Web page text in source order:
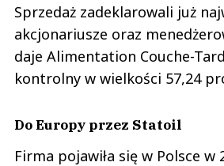
Sprzedaż zadeklarowali już
akcjonariusze oraz
daje Alimentation Couche-
kontrolny w wielkości 57,24
Do Europy przez Statoil
Firma pojawiła się w Polsce w